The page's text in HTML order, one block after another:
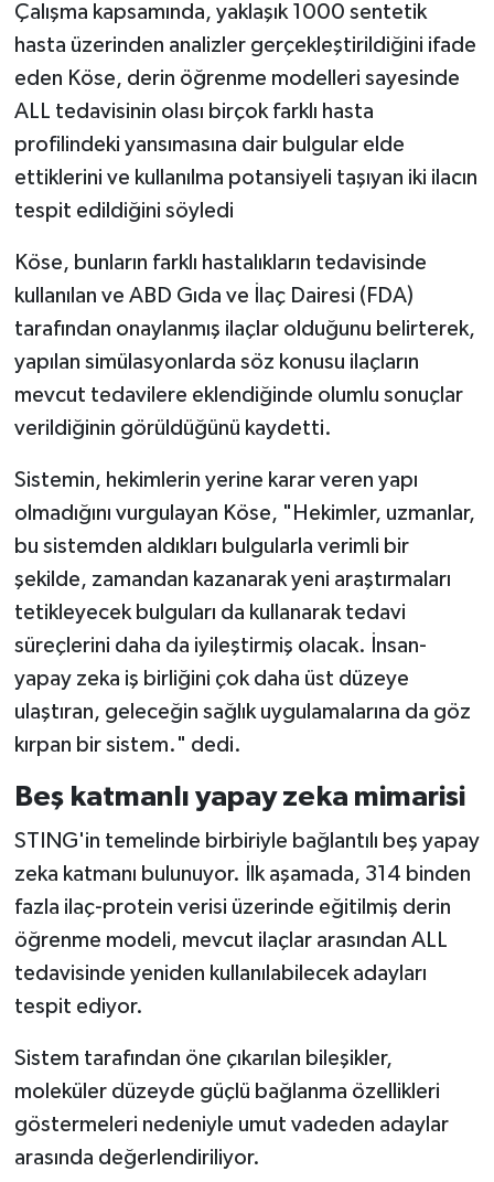
Çalışma kapsamında, yaklaşık 1000 sentetik
hasta üzerinden analizler gerçekleştirildiğini ifade
eden Köse, derin öğrenme modelleri sayesinde
ALL tedavisinin olası birçok farklı hasta
profilindeki yansımasına dair bulgular elde
ettiklerini ve kullanılma potansiyeli taşıyan iki ilacın
tespit edildiğini söyledi
Köse, bunların farklı hastalıkların tedavisinde
kullanılan ve ABD Gıda ve İlaç Dairesi (FDA)
tarafından onaylanmış ilaçlar olduğunu belirterek,
yapılan simülasyonlarda söz konusu ilaçların
mevcut tedavilere eklendiğinde olumlu sonuçlar
verildiğinin görüldüğünü kaydetti.
Sistemin, hekimlerin yerine karar veren yapı
olmadığını vurgulayan Köse, "Hekimler, uzmanlar,
bu sistemden aldıkları bulgularla verimli bir
şekilde, zamandan kazanarak yeni araştırmaları
tetikleyecek bulguları da kullanarak tedavi
süreçlerini daha da iyileştirmiş olacak. İnsan-
yapay zeka iş birliğini çok daha üst düzeye
ulaştıran, geleceğin sağlık uygulamalarına da göz
kırpan bir sistem." dedi.
Beş katmanlı yapay zeka mimarisi
STING'in temelinde birbiriyle bağlantılı beş yapay
zeka katmanı bulunuyor. İlk aşamada, 314 binden
fazla ilaç-protein verisi üzerinde eğitilmiş derin
öğrenme modeli, mevcut ilaçlar arasından ALL
tedavisinde yeniden kullanılabilecek adayları
tespit ediyor.
Sistem tarafından öne çıkarılan bileşikler,
moleküler düzeyde güçlü bağlanma özellikleri
göstermeleri nedeniyle umut vadeden adaylar
arasında değerlendiriliyor.